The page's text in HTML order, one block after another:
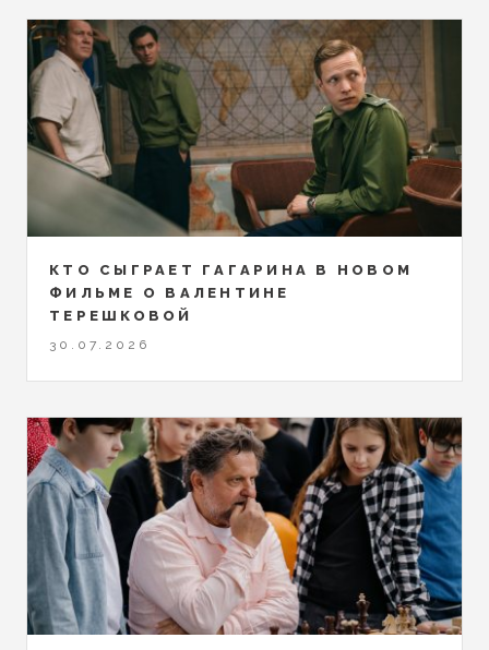
КТО СЫГРАЕТ ГАГАРИНА В НОВОМ
ФИЛЬМЕ О ВАЛЕНТИНЕ
ТЕРЕШКОВОЙ
30.07.2026